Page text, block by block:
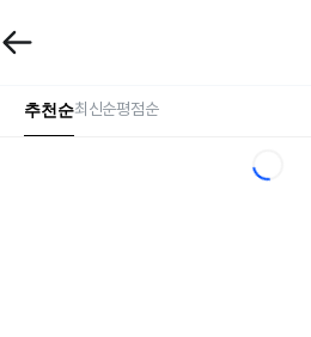
추천순최신순평점순